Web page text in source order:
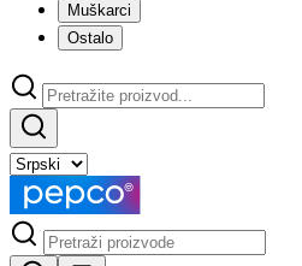
Muškarci
Ostalo